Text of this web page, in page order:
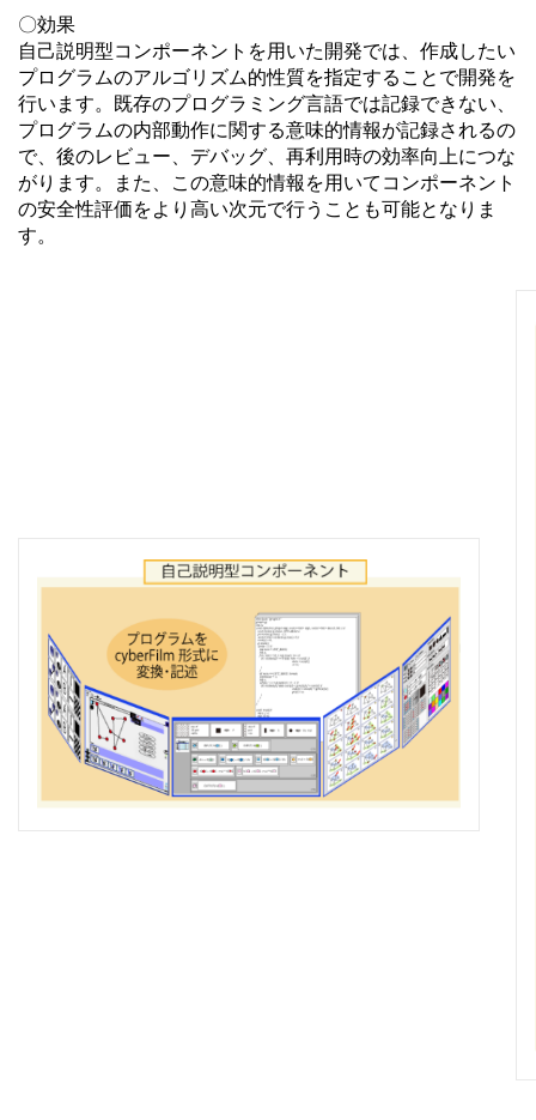
〇効果
自己説明型コンポーネントを用いた開発では、作成したい
プログラムのアルゴリズム的性質を指定することで開発を
行います。既存のプログラミング言語では記録できない、
プログラムの内部動作に関する意味的情報が記録されるの
で、後のレビュー、デバッグ、再利用時の効率向上につな
がります。また、この意味的情報を用いてコンポーネント
の安全性評価をより高い次元で行うことも可能となりま
す。